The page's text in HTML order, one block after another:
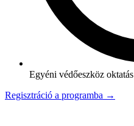
Egyéni védőeszköz oktatás
Regisztráció a programba →